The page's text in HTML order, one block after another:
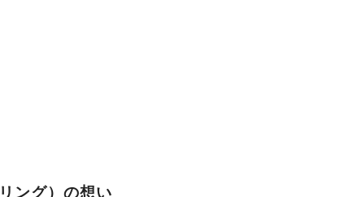
ング）の想い